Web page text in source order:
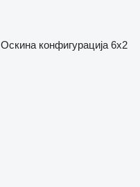
Оскина конфигурација 6x2